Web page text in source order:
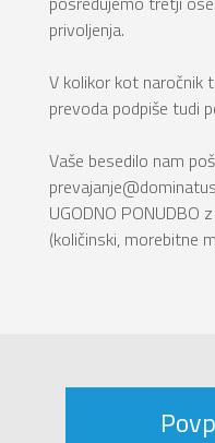
privoljenja.
V kolikor kot naročnik
prevoda podpiše tudi
Vaše besedilo nam
UGODNO PONUDBO
(količinski, morebitne